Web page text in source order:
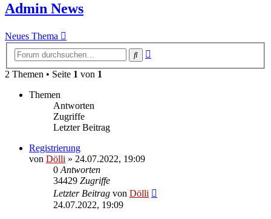
Admin News
Neues Thema
Suche
2 Themen • Seite 1 von 1
Themen
Antworten
Zugriffe
Letzter Beitrag
Registrierung
von Dölli » 24.07.2022, 19:09
0 Antworten
34429 Zugriffe
Letzter Beitrag von Dölli
24.07.2022, 19:09